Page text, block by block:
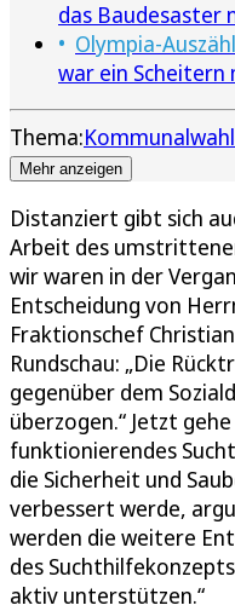
das Baudesaster
Olympia-
war ein Scheitern
Thema:
Mehr anzeigen
Distanziert gibt sich
Arbeit des
wir waren in der
Entscheidung von
Fraktionschef
Rundschau: „Die
gegenüber dem
überzogen.“ Jetzt
funktionierendes
die Sicherheit und
verbessert werde,
werden die weitere
des
aktiv unterstützen.“